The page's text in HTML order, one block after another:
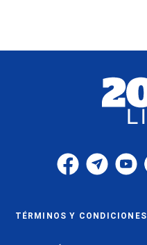
TÉRMINOS Y CONDICIONES